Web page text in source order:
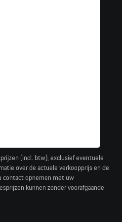
(incl. btw), exclusief eventuele
over de actuele verkoopprijs en de
contact opnemen met uw
kunnen zonder voorafgaande